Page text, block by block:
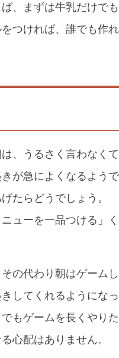
、まずは牛乳だけで
つければ、誰でも作
、うるさく言わなくて
が急によくなるようで
たらどうでしょう。
ューを一品つける」
の代わり朝はゲーム
してくれるようにな
もゲームを長くやり
心配はありません。